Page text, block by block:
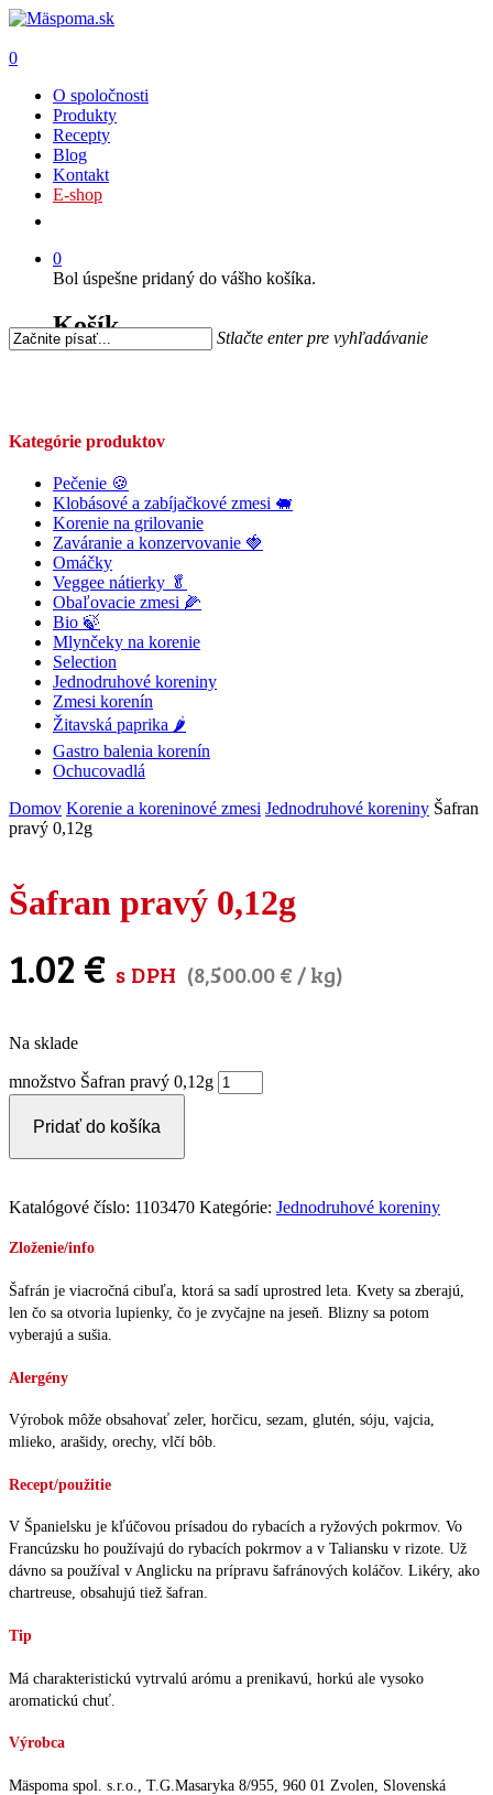
0
O spoločnosti
Produkty
Recepty
Blog
Kontakt
E-shop
0
Bol úspešne pridaný do vášho košíka.
Košík Stlačte enter pre vyhľadávanie
Kategórie produktov
Pečenie 🍪
Klobásové a zabíjačkové zmesi 🐖
Korenie na grilovanie
Zaváranie a konzervovanie 🍓
Omáčky
Veggee nátierky 🥬
Obaľovacie zmesi 🌽
Bio 🍃
Mlynčeky na korenie
Selection
Jednodruhové koreniny
Zmesi korenín
Žitavská paprika 🌶
Gastro balenia korenín
Ochucovadlá
Domov Korenie a koreninové zmesi Jednodruhové koreniny Šafran
pravý 0,12g
Šafran pravý 0,12g
1.02 € s DPH (8,500.00€ / kg)
Na sklade
množstvo Šafran pravý 0,12g
Pridať do košíka
Katalógové číslo: 1103470 Kategórie: Jednodruhové koreniny
Zloženie/info
Šafrán je viacročná cibuľa, ktorá sa sadí uprostred leta. Kvety sa zberajú,
len čo sa otvoria lupienky, čo je zvyčajne na jeseň. Blizny sa potom
vyberajú a sušia.
Alergény
Výrobok môže obsahovať zeler, horčicu, sezam, glutén, sóju, vajcia,
mlieko, arašidy, orechy, vlčí bôb.
Recept/použitie
V Španielsku je kľúčovou prísadou do rybacích a ryžových pokrmov. Vo
Francúzsku ho používajú do rybacích pokrmov a v Taliansku v rizote. Už
dávno sa používal v Anglicku na prípravu šafránových koláčov. Likéry, ako
chartreuse, obsahujú tiež šafran.
Tip
Má charakteristickú vytrvalú arómu a prenikavú, horkú ale vysoko
aromatickú chuť.
Výrobca
Mäspoma spol. s.r.o., T.G.Masaryka 8/955, 960 01 Zvolen, Slovenská